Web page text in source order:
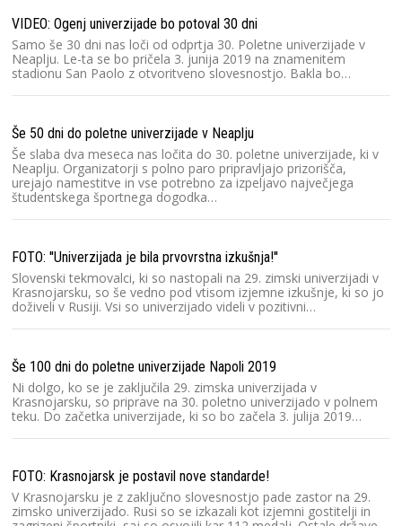
VIDEO: Ogenj univerzijade bo potoval 30 dni
Samo še 30 dni nas loči od odprtja 30. Poletne univerzijade v
Neaplju. Le-ta se bo pričela 3. junija 2019 na znamenitem
stadionu San Paolo z otvoritveno slovesnostjo. Bakla bo…
Še 50 dni do poletne univerzijade v Neaplju
Še slaba dva meseca nas ločita do 30. poletne univerzijade, ki v
Neaplju. Organizatorji s polno paro pripravljajo prizorišča,
urejajo namestitve in vse potrebno za izpeljavo največjega
študentskega športnega dogodka…
FOTO: ''Univerzijada je bila prvovrstna izkušnja!''
Slovenski tekmovalci, ki so nastopali na 29. zimski univerzijadi v
Krasnojarsku, so še vedno pod vtisom izjemne izkušnje, ki so jo
doživeli v Rusiji. Vsi so univerzijado videli v pozitivni…
Še 100 dni do poletne univerzijade Napoli 2019
Ni dolgo, ko se je zaključila 29. zimska univerzijada v
Krasnojarsku, so priprave na 30. poletno univerzijado v polnem
teku. Do začetka univerzijade, ki so bo začela 3. julija 2019…
FOTO: Krasnojarsk je postavil nove standarde!
V Krasnojarsku je z zaključno slovesnostjo pade zastor na 29.
zimsko univerzijado. Rusi so se izkazali kot izjemni gostitelji in